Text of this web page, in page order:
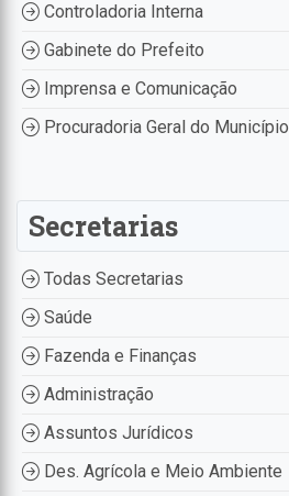
Controladoria Interna
Gabinete do Prefeito
Imprensa e Comunicação
Procuradoria Geral do Município
Secretarias
Todas Secretarias
Saúde
Fazenda e Finanças
Administração
Assuntos Jurídicos
Des. Agrícola e Meio Ambiente